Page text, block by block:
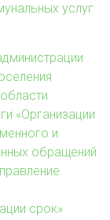
услуг
«Организации
и
обращений
срок»